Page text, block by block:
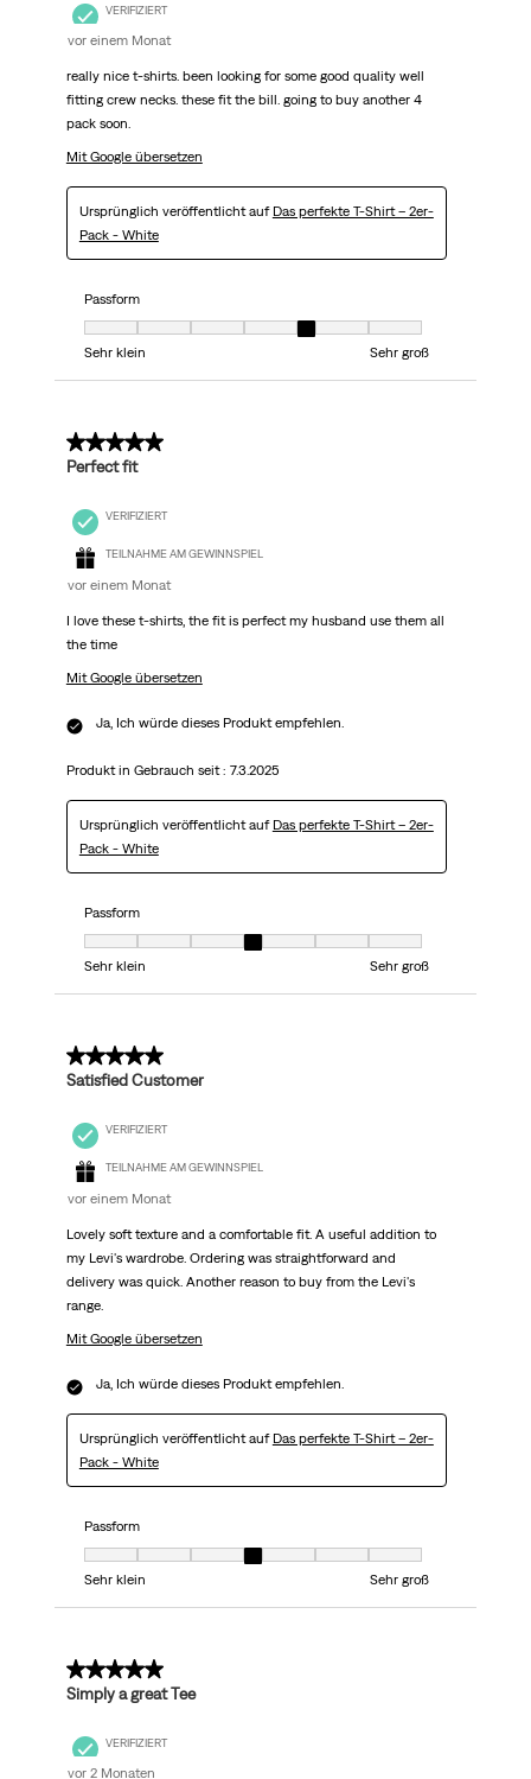
VERIFIZIERT
vor einem Monat
really nice t-shirts. been looking for some good quality well
fitting crew necks. these fit the bill. going to buy another 4
pack soon.
Mit Google übersetzen
Ursprünglich veröffentlicht auf Das perfekte T-Shirt – 2er-
Pack - White
Passform
Passform, 5 von 7, wobei 1 gleich Sehr klein ist und 7 gleich Sehr groß
Sehr klein
Sehr groß
5 von 5 Sternen.
Perfect fit
VERIFIZIERT
TEILNAHME AM GEWINNSPIEL
vor einem Monat
I love these t-shirts, the fit is perfect my husband use them all
the time
Mit Google übersetzen
Ja, Ich würde dieses Produkt empfehlen.
Produkt in Gebrauch seit : 7.3.2025
Ursprünglich veröffentlicht auf Das perfekte T-Shirt – 2er-
Pack - White
Passform
Passform, 4 von 7, wobei 1 gleich Sehr klein ist und 7 gleich Sehr groß
Sehr klein
Sehr groß
5 von 5 Sternen.
Satisfied Customer
VERIFIZIERT
TEILNAHME AM GEWINNSPIEL
vor einem Monat
Lovely soft texture and a comfortable fit. A useful addition to
my Levi's wardrobe. Ordering was straightforward and
delivery was quick. Another reason to buy from the Levi's
range.
Mit Google übersetzen
Ja, Ich würde dieses Produkt empfehlen.
Ursprünglich veröffentlicht auf Das perfekte T-Shirt – 2er-
Pack - White
Passform
Passform, 4 von 7, wobei 1 gleich Sehr klein ist und 7 gleich Sehr groß
Sehr klein
Sehr groß
5 von 5 Sternen.
Simply a great Tee
VERIFIZIERT
vor 2 Monaten